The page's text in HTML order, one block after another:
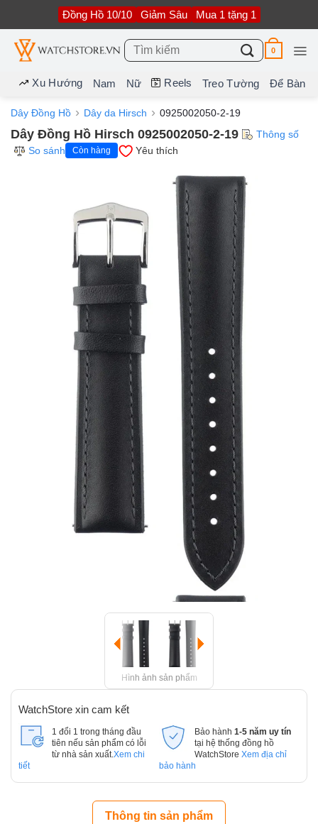
nội
dung
Đồng Hồ 10/10 Giảm Sâu Mua 1 tặng 1
Tìm
kiếm:
0
Xu Hướng Nam Nữ Reels Treo Tường Để Bàn
Dây Đồng Hồ Dây da Hirsch 0925002050-2-19
Dây Đồng Hồ Hirsch 0925002050-2-19
Thông số
So sánh
Còn hàng Yêu thích
Hình ảnh sản phẩm
WatchStore xin cam kết
1 đổi 1 trong tháng đầu
tiên nếu sản phẩm có lỗi
từ nhà sản xuất. Xem chi
tiết
Bảo hành 1-5 năm uy tín
tại hệ thống đồng hồ
WatchStore Xem địa chỉ
bảo hành
Thông tin sản phẩm